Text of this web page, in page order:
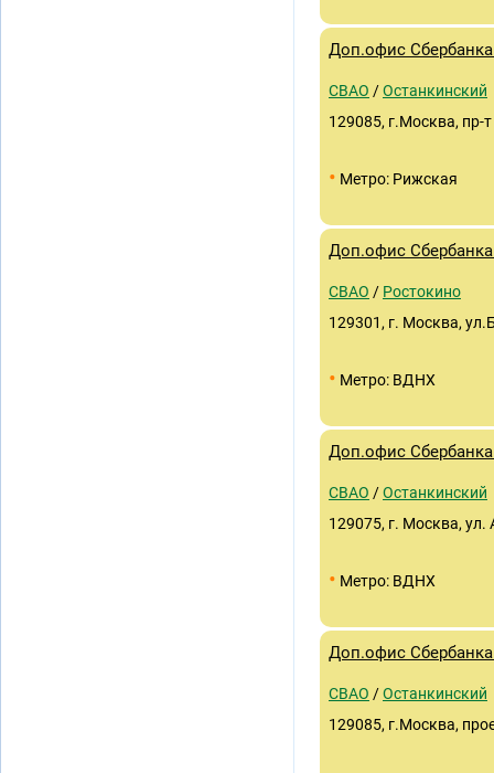
Доп.офис
СВАО /Останкинский
129085, г.Москва, пр-
• Метро: Рижская
Доп.офис
СВАО / Ростокино
129301, г. Москва,
• Метро: ВДНХ
Доп.офис
СВАО /Останкинский
129075, г. Москва, ул.
• Метро: ВДНХ
Доп.офис
СВАО /Останкинский
129085, г.Москва,